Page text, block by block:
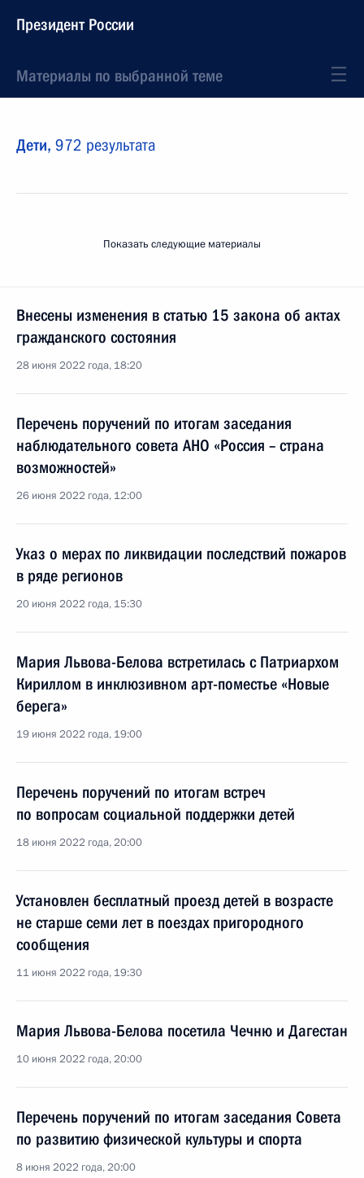
Президент России
Материалы по выбранной теме
Дети, 972 результата
Показать следующие материалы
Внесены изменения в статью 15 закона об актах
гражданского состояния
28 июня 2022 года, 18:20
Перечень поручений по итогам заседания
наблюдательного совета АНО «Россия – страна
возможностей»
26 июня 2022 года, 12:00
Указ о мерах по ликвидации последствий пожаров
в ряде регионов
20 июня 2022 года, 15:30
Мария Львова-Белова встретилась с Патриархом
Кириллом в инклюзивном арт-поместье «Новые
берега»
19 июня 2022 года, 19:00
Перечень поручений по итогам встреч
по вопросам социальной поддержки детей
18 июня 2022 года, 20:00
Установлен бесплатный проезд детей в возрасте
не старше семи лет в поездах пригородного
сообщения
11 июня 2022 года, 19:30
Мария Львова-Белова посетила Чечню и Дагестан
10 июня 2022 года, 20:00
Перечень поручений по итогам заседания Совета
по развитию физической культуры и спорта
8 июня 2022 года, 20:00